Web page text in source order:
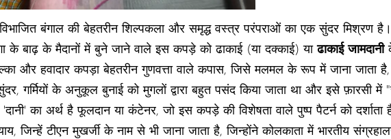
बंगाल की बेहतरीन शिल्पकला और समृद्ध वस्त्र परंपराओं का एक सुंदर मिश्रण
के बाढ़ के मैदानों में बुने जाने वाले इस कपड़े को ढाकाई (या दक्काई) याढाकाई जामदानी
और हवादार कपड़ा बेहतरीन गुणवत्ता वाले कपास, जिसे मलमल के रूप में जाना जाता
गर्मियों के अनुकूल बुनाई को मुगलों द्वारा बहुत पसंद किया जाता था और इसे फ़ारसी में
का अर्थ है फूलदान या कंटेनर, जो इस कपड़े की विशेषता वाले पुष्प पैटर्न को दर्शाता
जिन्हें टीएन मुखर्जी के नाम से भी जाना जाता है, जिन्होंने कोलकाता में भारतीय